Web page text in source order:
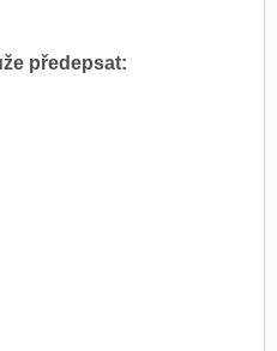
předepsat: